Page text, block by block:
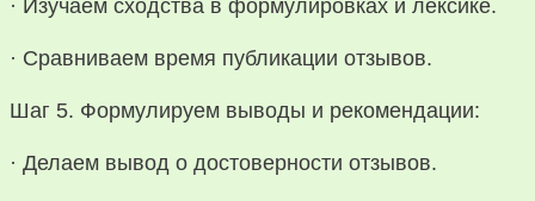
· Изучаем сходства в формулировках и лексике.
· Сравниваем время публикации отзывов.
Шаг 5. Формулируем выводы и рекомендации:
· Делаем вывод о достоверности отзывов.